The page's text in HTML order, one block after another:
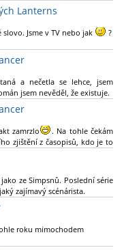
odprostit třeba od filmového
Co je na tom
Lanterns
Jsme v TV nebo jak
?
po stránce kvantity materiálu,
a velmi zajímavá volba
tomu škodí to všechno kolem
by si to zářez jen kvůli tomu.
a nečetla se lehce, jsem
jsem nevěděl, že existuje.
zamrzlo
. Na tohle čekám
zjištění z časopisů, kdo je to
přičemž 25 let (od Matrixu,
i obyčejného diváka a
že si po řadě "duchovních
Shell, Alita: Battle Angel,
2077, atd.), někdo
se kterou to všechno začalo.
a doufat, že to bude stát za
nikoliv film, snad tvůrci tu
ze Simpsnů. Poslední série
zajímavý scénárista.
a Mortyho a já z úžasem zjistil,
roku mimochodem